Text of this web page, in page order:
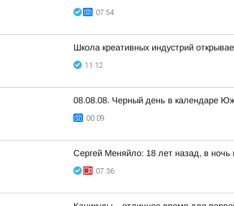
07:54
Школа креативных индустрий
11:12
08.08.08. Черный день в календаре
00:09
Сергей Меняйло: 18 лет назад, в ночь
07:36